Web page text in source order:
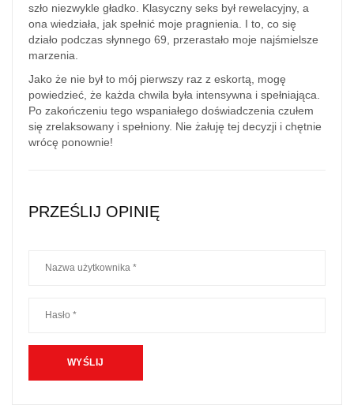
szło niezwykle gładko. Klasyczny seks był rewelacyjny, a
ona wiedziała, jak spełnić moje pragnienia. I to, co się
działo podczas słynnego 69, przerastało moje najśmielsze
marzenia.
Jako że nie był to mój pierwszy raz z eskortą, mogę
powiedzieć, że każda chwila była intensywna i spełniająca.
Po zakończeniu tego wspaniałego doświadczenia czułem
się zrelaksowany i spełniony. Nie żałuję tej decyzji i chętnie
wrócę ponownie!
PRZEŚLIJ OPINIĘ